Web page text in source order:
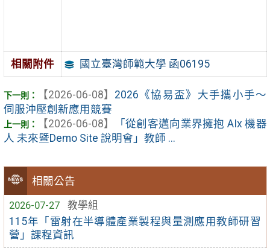
相關公告
2026-07-27
教學組
115年「雷射在半導體產業製程與量測應用教師研習
營」課程資訊
相關附件 國立臺灣師範大學 函06195
【2026-06-08】 2026《協易盃》大手攜小手～
伺服沖壓創新應用競賽
【2026-06-08】
「從創客邁向業界擁抱 AIx 機器
人 未來暨Demo Site 說明會」教師 ...